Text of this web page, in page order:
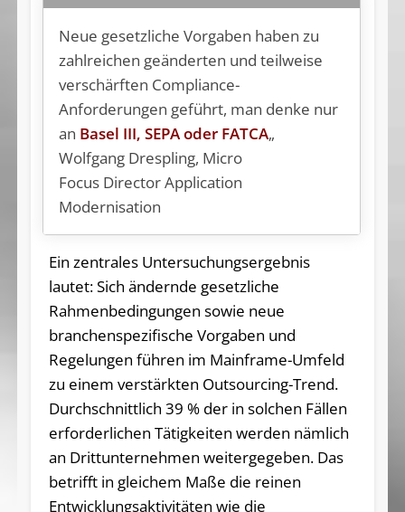
Neue gesetzliche Vorgaben haben zu
zahlreichen geänderten und teilweise
verschärften Compliance-
Anforderungen geführt, man denke nur
an Basel III, SEPA oder FATCA„
Wolfgang Drespling, Micro
Focus Director Application
Modernisation
Ein zentrales Untersuchungsergebnis
lautet: Sich ändernde gesetzliche
Rahmenbedingungen sowie neue
branchenspezifische Vorgaben und
Regelungen führen im Mainframe-Umfeld
zu einem verstärkten Outsourcing-Trend.
Durchschnittlich 39 % der in solchen Fällen
erforderlichen Tätigkeiten werden nämlich
an Drittunternehmen weitergegeben. Das
betrifft in gleichem Maße die reinen
Entwicklungsaktivitäten wie die